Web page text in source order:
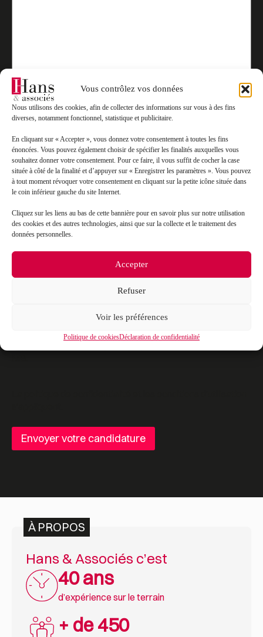
Vous contrôlez vos données
Nous utilisons des cookies, afin de collecter des informations sur vous à des fins
diverses, notamment fonctionnel, statistique et publicitaire.
En cliquant sur « Accepter », vous donnez votre consentement à toutes les fins
énoncées. Vous pouvez également choisir de spécifier les finalités auxquelles vous
souhaitez donner votre consentement. Pour ce faire, il vous suffit de cocher la case
située à côté de la finalité et d’appuyer sur « Enregistrer les paramètres ». Vous pouvez
à tout moment révoquer votre consentement en cliquant sur la petite icône située dans
le coin inférieur gauche du site Internet.
Cliquez sur les liens au bas de cette bannière pour en savoir plus sur notre utilisation
des cookies et des autres technologies, ainsi que sur la collecte et le traitement des
données personnelles.
Accepter
Refuser
Voir les préférences
Politique de cookiesDéclaration de confidentialité
RGPD *
J’accepte que mes données soient traitées en accord avec
la politique de confidentialité du site*
Types de fichiers acceptés : pdf, Taille max. des fichiers : 20
Joindre votre lettre de motivation (format pdf, maximum 20Mo)*
À PROPOS
Hans & Associés c’est
40 ans
d’expérience sur le terrain
+ de 450